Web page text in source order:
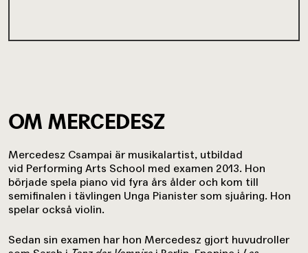
OM MERCEDESZ
Mercedesz Csampai är musikalartist, utbildad
vid Performing Arts School med examen 2013. Hon
började spela piano vid fyra års ålder och kom till
semifinalen i tävlingen Unga Pianister som sjuåring. Hon
spelar också violin.
Sedan sin examen har hon Mercedesz gjort huvudroller